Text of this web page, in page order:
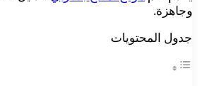
وجاهزة.
جدول المحتويات